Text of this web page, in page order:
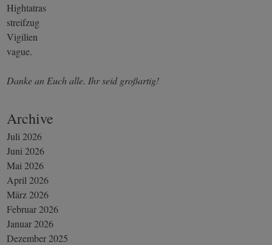
Hightatras
streifzug
Vigilien
vague.
Danke an Euch alle. Ihr seid großartig!
Archive
Juli 2026
Juni 2026
Mai 2026
April 2026
März 2026
Februar 2026
Januar 2026
Dezember 2025